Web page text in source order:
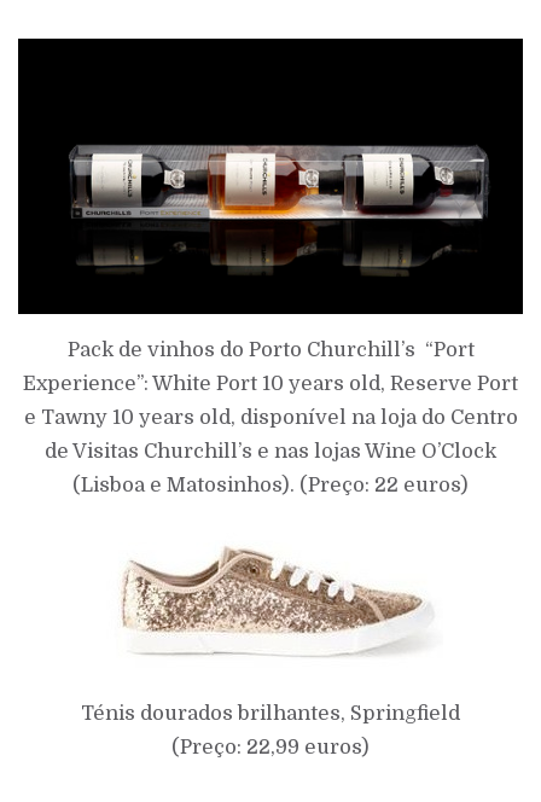
Pack de vinhos do Porto Churchill’s “Port
Experience”: White Port 10 years old, Reserve Port
e Tawny 10 years old, disponível na loja do Centro
de Visitas Churchill’s e nas lojas Wine O’Clock
(Lisboa e Matosinhos). (Preço: 22 euros)
Ténis dourados brilhantes, Springfield
(Preço: 22,99 euros)